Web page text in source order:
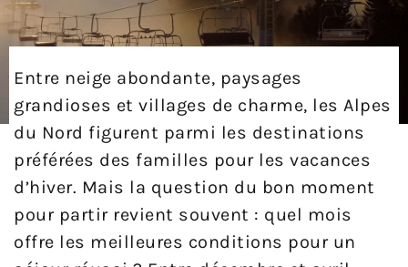
Entre neige abondante, paysages
grandioses et villages de charme, les Alpes
du Nord figurent parmi les destinations
préférées des familles pour les vacances
d’hiver. Mais la question du bon moment
pour partir revient souvent : quel mois
offre les meilleures conditions pour un